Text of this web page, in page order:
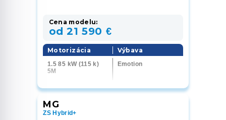
Cena modelu:
od 21 590 €
Motorizácia
1.5 85 kW (115 k)
5M
Výbava
Emotion
MG
ZS Hybrid+